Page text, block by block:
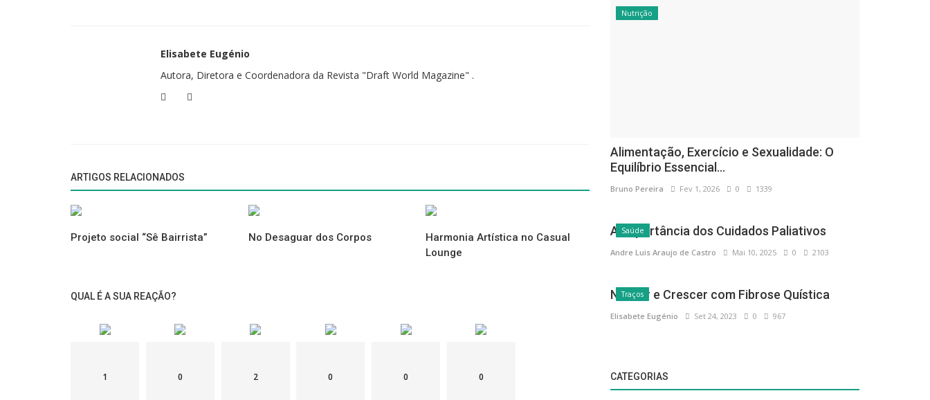
Elisabete Eugénio
Autora, Diretora e Coordenadora da Revista "Draft World Magazine" .
ARTIGOS RELACIONADOS
Projeto social “Sê Bairrista” No Desaguar dos Corpos
Harmonia Artística no Casual
Lounge
QUAL É A SUA REAÇÃO?
1 0 2 0 0 0
Nutrição
Alimentação, Exercício e Sexualidade: O
Equilíbrio Essencial...
Bruno Pereira Fev 1, 2026 0 1339
Saúde
A Importância dos Cuidados Paliativos
Andre Luis Araujo de Castro Mai 10, 2025 0 2103
Traços
Nascer e Crescer com Fibrose Quística
Elisabete Eugénio Set 24, 2023 0 967
CATEGORIAS